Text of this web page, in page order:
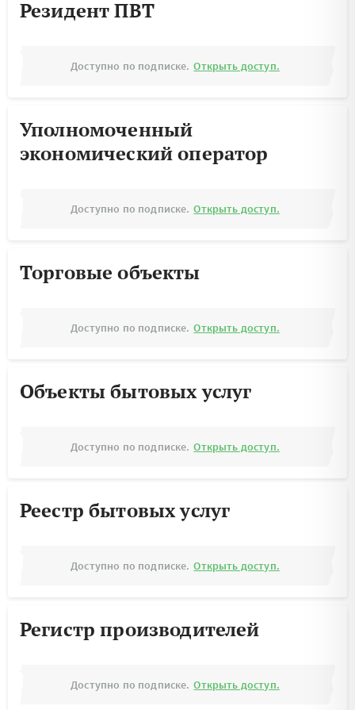
Резидент ПВТ
Доступно по подписке. Открыть доступ.
Уполномоченный
экономический оператор
Доступно по подписке. Открыть доступ.
Торговые объекты
Доступно по подписке. Открыть доступ.
Объекты бытовых услуг
Доступно по подписке. Открыть доступ.
Реестр бытовых услуг
Доступно по подписке. Открыть доступ.
Регистр производителей
Доступно по подписке. Открыть доступ.